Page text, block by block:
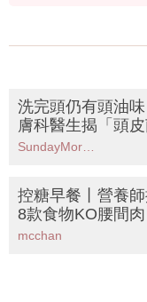
洗完頭仍有頭油
膚科醫生揭「頭
失衡」真相丨8大
控糖早餐丨營養
8款食物KO腰間
開3大黃金法則穩
mcchan